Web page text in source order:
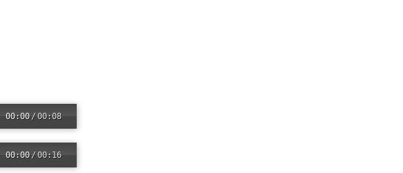
00:00 /00:08
00:00 /00:16